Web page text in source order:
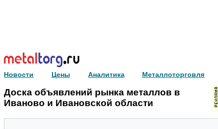
Новости Цены Аналитика Металлоторговля
Доска объявлений рынка металлов в
Иваново и Ивановской области